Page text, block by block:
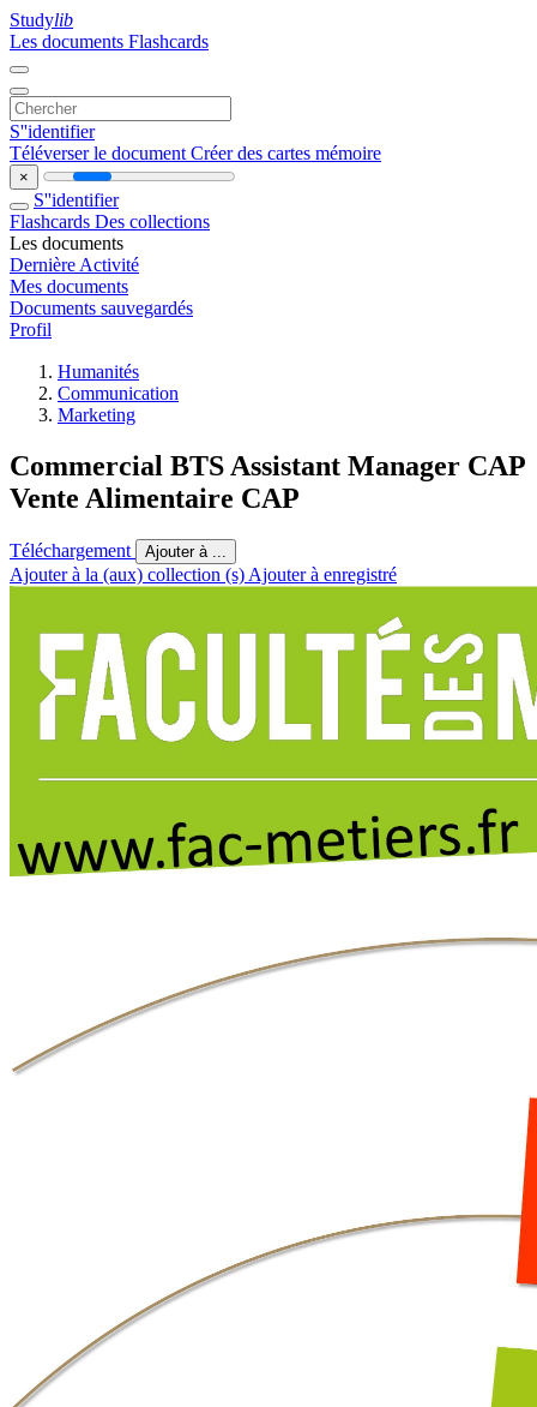
Studylib
Les documents Flashcards
S''identifier
Téléverser le document Créer des cartes mémoire
×
S''identifier
Flashcards Des collections
Les documents
Dernière Activité
Mes documents
Documents sauvegardés
Profil
Humanités
Communication
Marketing
Commercial BTS Assistant Manager CAP
Vente Alimentaire CAP
Téléchargement Ajouter à ...
Ajouter à la (aux) collection (s) Ajouter à enregistré